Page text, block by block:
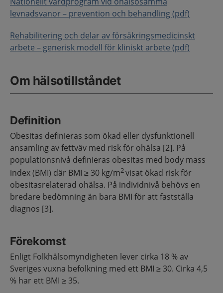
levnadsvanor – prevention och behandling (pdf)
Rehabilitering och delar av försäkringsmedicinskt
arbete – generisk modell för kliniskt arbete (pdf)
Om hälsotillståndet
Definition
Obesitas definieras som ökad eller dysfunktionell
ansamling av fettväv med risk för ohälsa [2]. På
populationsnivå definieras obesitas med body mass
index (BMI) där BMI ≥ 30 kg/m2visat ökad risk för
obesitasrelaterad ohälsa. På individnivå behövs en
bredare bedömning än bara BMI för att fastställa
diagnos [3].
Förekomst
Enligt Folkhälsomyndigheten lever cirka 18 % av
Sveriges vuxna befolkning med ett BMI ≥ 30. Cirka 4,5
% har ett BMI ≥ 35.